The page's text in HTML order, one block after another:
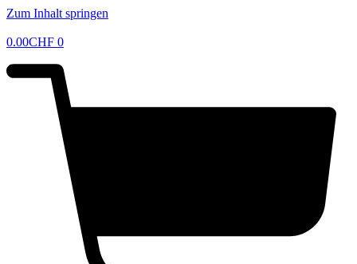
Zum Inhalt springen
0.00CHF 0